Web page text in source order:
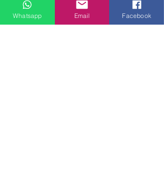
SEND
Whatsapp Email Facebook